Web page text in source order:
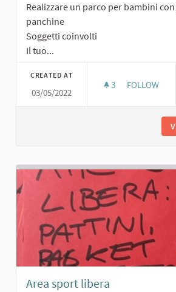
Realizzare un parco per bambini
panchine
Soggetti coinvolti
Il tuo...
CREATED AT
03/05/2022
3 3 FOLLOWERS
FOLLOW
Area sport libera